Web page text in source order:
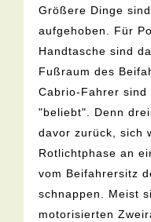
Größere Dinge
aufgehoben. Für
Handtasche sind
Fußraum des
Cabrio-Fahrer
"beliebt". Denn
davor zurück, sich
Rotlichtphase an
vom Beifahrersitz
schnappen. Meist
motorisierten